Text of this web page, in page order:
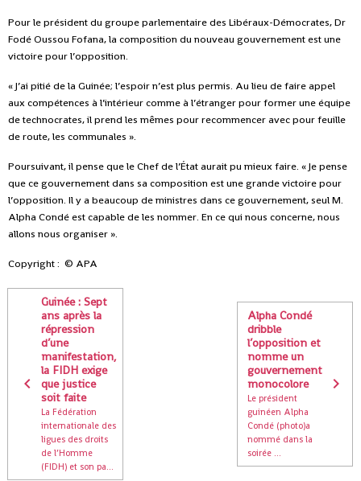
Pour le président du groupe parlementaire des Libéraux-Démocrates, Dr
Fodé Oussou Fofana, la composition du nouveau gouvernement est une
victoire pour l’opposition.
« J’ai pitié de la Guinée; l’espoir n’est plus permis. Au lieu de faire appel
aux compétences à l’intérieur comme à l’étranger pour former une équipe
de technocrates, il prend les mêmes pour recommencer avec pour feuille
de route, les communales ».
Poursuivant, il pense que le Chef de l’État aurait pu mieux faire. « Je pense
que ce gouvernement dans sa composition est une grande victoire pour
l’opposition. Il y a beaucoup de ministres dans ce gouvernement, seul M.
Alpha Condé est capable de les nommer. En ce qui nous concerne, nous
allons nous organiser ».
Copyright : © APA
Guinée : Sept
ans après la
répression
d’une
manifestation,
la FIDH exige
que justice
soit faite
La Fédération
internationale des
ligues des droits
de l’Homme
(FIDH) et son pa...
Alpha Condé
dribble
l’opposition et
nomme un
gouvernement
monocolore
Le président
guinéen Alpha
Condé (photo)a
nommé dans la
soirée ...